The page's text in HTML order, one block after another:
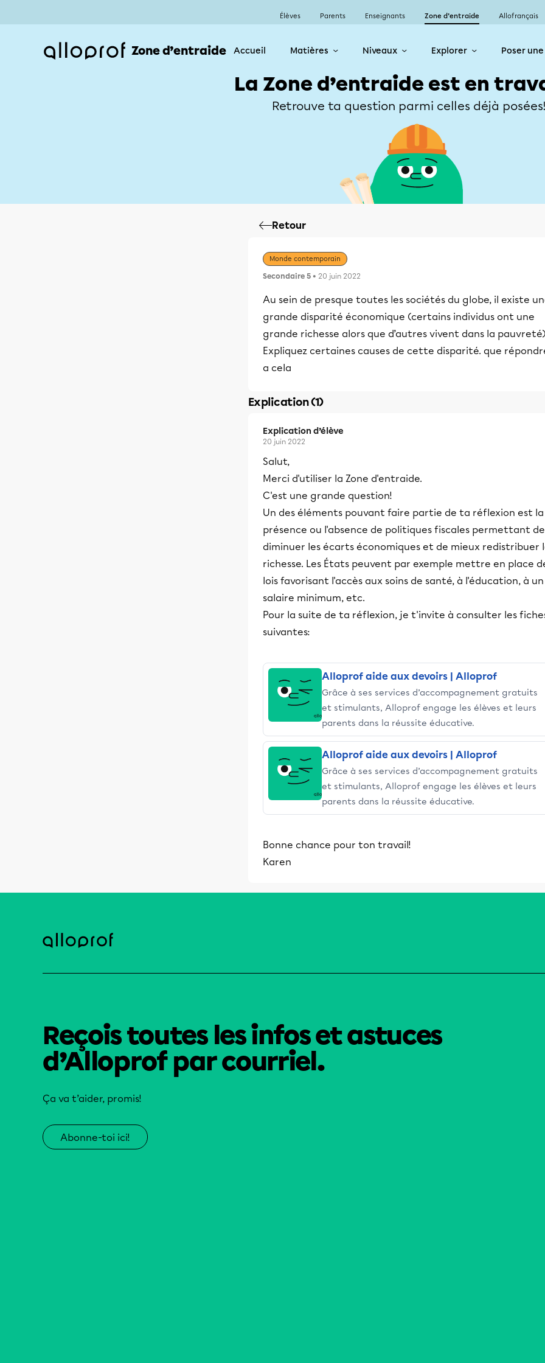
Élèves Parents Enseignants Zone d’entraide Allofrançais
Zone d’entraide Accueil Matières Niveaux Explorer Poser
La Zone d’entraide est en
Retrouve ta question parmi celles déjà posées!
Retour
Monde contemporain
Secondaire 5 • 20 juin 2022
Au sein de presque toutes les sociétés du globe, il existe
grande disparité économique (certains individus ont une
grande richesse alors que d’autres vivent dans la
Expliquez certaines causes de cette disparité. que
a cela
Explication (1)
Explication d’élève
20 juin 2022
Salut,
Merci d'utiliser la Zone d'entraide.
C'est une grande question!
Un des éléments pouvant faire partie de ta réflexion est la
présence ou l'absence de politiques fiscales permettant de
diminuer les écarts économiques et de mieux redistribuer
richesse. Les États peuvent par exemple mettre en place
lois favorisant l'accès aux soins de santé, à l'éducation, à un
salaire minimum, etc.
Pour la suite de ta réflexion, je t'invite à consulter les
suivantes:
Alloprof aide aux devoirs | Alloprof
Grâce à ses services d’accompagnement gratuits
et stimulants, Alloprof engage les élèves et leurs
parents dans la réussite éducative.
Alloprof aide aux devoirs | Alloprof
Grâce à ses services d’accompagnement gratuits
et stimulants, Alloprof engage les élèves et leurs
parents dans la réussite éducative.
Bonne chance pour ton travail!
Karen
Reçois toutes les infos et astuces
d’Alloprof par courriel.
Ça va t’aider, promis!
Abonne-toi ici!